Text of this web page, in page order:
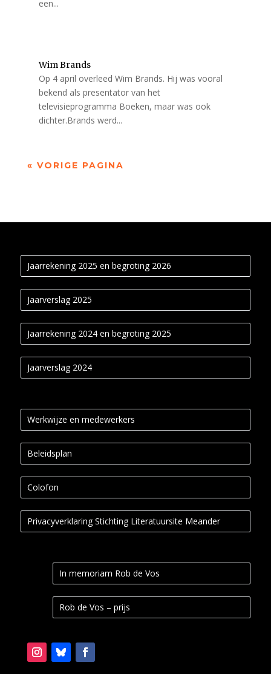
een...
Wim Brands
Op 4 april overleed Wim Brands. Hij was vooral
bekend als presentator van het
televisieprogramma Boeken, maar was ook
dichter.Brands werd...
« VORIGE PAGINA
Jaarrekening 2025 en begroting 2026
Jaarverslag 2025
Jaarrekening 2024 en begroting 2025
Jaarverslag 2024
Werkwijze en medewerkers
Beleidsplan
Colofon
Privacyverklaring Stichting Literatuursite Meander
In memoriam Rob de Vos
Rob de Vos – prijs